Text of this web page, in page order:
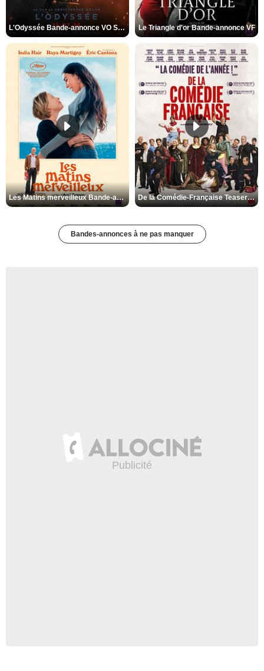
L'Odyssée Bande-annonce VO STFR Le Triangle d'or Bande-annonce VF
Les Matins merveilleux Bande-annonce VF De la Comédie-Française Teaser VF
Bandes-annonces à ne pas manquer